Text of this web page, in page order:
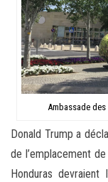
Ambassade
Donald Trump a
de l’emplacement
Honduras